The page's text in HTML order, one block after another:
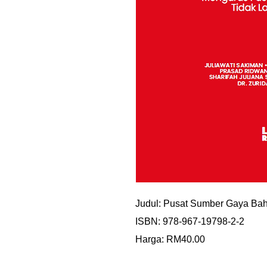
Judul: Pusat Sumber Gaya
ISBN: 978-967-19798-2-2
Harga: RM40.00